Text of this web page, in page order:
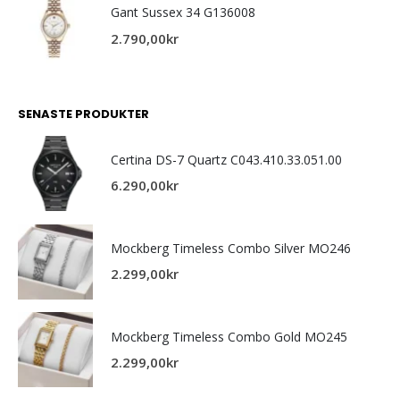
Gant Sussex 34 G136008
2.790,00kr
SENASTE PRODUKTER
Certina DS-7 Quartz C043.410.33.051.00
6.290,00kr
Mockberg Timeless Combo Silver MO246
2.299,00kr
Mockberg Timeless Combo Gold MO245
2.299,00kr